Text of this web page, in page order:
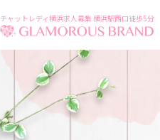
チャットレディ横浜求人募集 横浜駅西口徒歩5分